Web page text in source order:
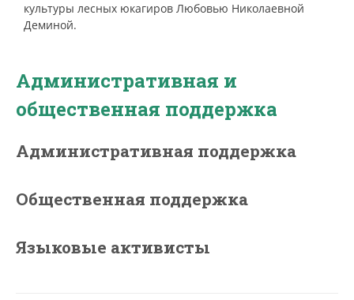
культуры лесных юкагиров Любовью Николаевной
Деминой.
Административная и
общественная поддержка
Административная поддержка
Общественная поддержка
Языковые активисты